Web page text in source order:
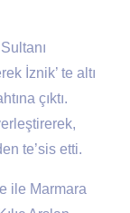
İznik’ te altı
çıktı.
te’sis etti.
ile Marmara